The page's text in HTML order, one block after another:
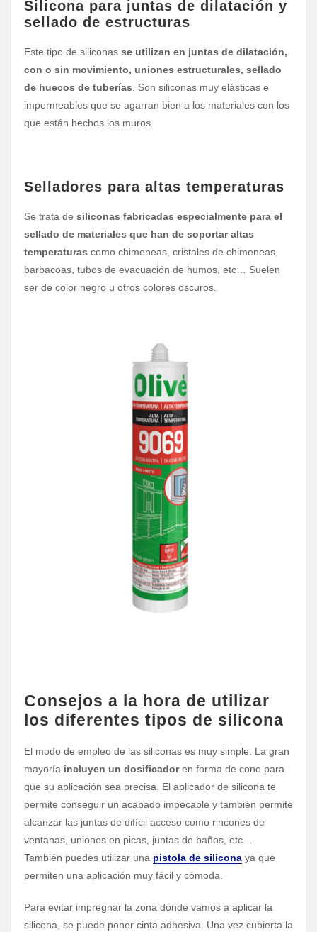
Silicona para juntas de dilatación y
sellado de estructuras
Este tipo de siliconas se utilizan en juntas de dilatación,
con o sin movimiento, uniones estructurales, sellado
de huecos de tuberías . Son siliconas muy elásticas e
impermeables que se agarran bien a los materiales con los
que están hechos los muros.
Selladores para altas temperaturas
Se trata de siliconas fabricadas especialmente para el
sellado de materiales que han de soportar altas
temperaturas como chimeneas, cristales de chimeneas,
barbacoas, tubos de evacuación de humos, etc… Suelen
ser de color negro u otros colores oscuros.
Consejos a la hora de utilizar
los diferentes tipos de silicona
El modo de empleo de las siliconas es muy simple. La gran
mayoría incluyen un dosificadoren forma de cono para
que su aplicación sea precisa. El aplicador de silicona te
permite conseguir un acabado impecable y también permite
alcanzar las juntas de difícil acceso como rincones de
ventanas, uniones en picas, juntas de baños, etc…
También puedes utilizar una pistola de siliconaya que
permiten una aplicación muy fácil y cómoda.
Para evitar impregnar la zona donde vamos a aplicar la
silicona, se puede poner cinta adhesiva. Una vez cubierta la